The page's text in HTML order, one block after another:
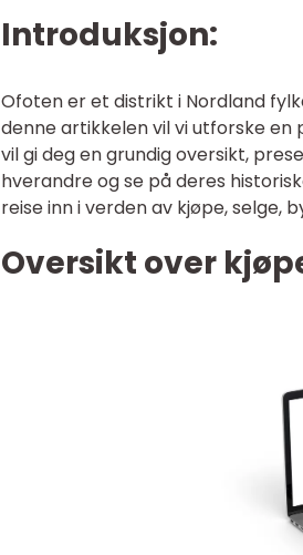
Introduksjon:
Ofoten er et distrikt i Nordland
denne artikkelen vil vi utforske
vil gi deg en grundig oversikt,
hverandre og se på deres
reise inn i verden av kjøpe, selge,
Oversikt over